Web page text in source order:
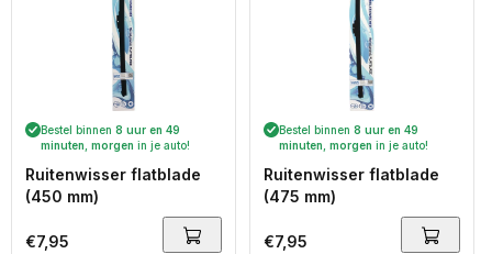
Bestel binnen 8 uur en 49
minuten morgen in je auto!
Ruitenwisser flatblade
(450 mm)
Normale
€7,95
Bestel binnen 8 uur en 49
minuten morgen in je auto!
Ruitenwisser flatblade
(475 mm)
Normale
€7,95